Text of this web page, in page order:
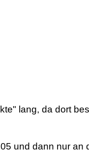
lang, da dort
und dann nur an